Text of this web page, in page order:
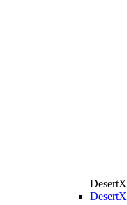
DesertX
DesertX